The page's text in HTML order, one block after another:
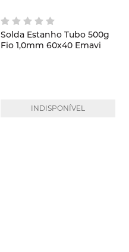
Solda Estanho Tubo 500g
Fio 1,0mm 60x40 Emavi
INDISPONÍVEL